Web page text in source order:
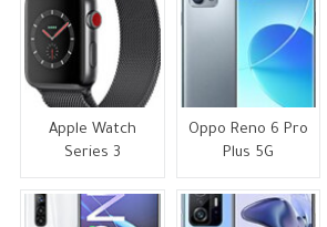
Apple Watch
Series 3
Oppo Reno 6 Pro
Plus 5G